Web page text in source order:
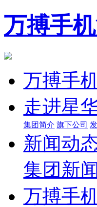
万搏手
万搏手
走进星
集团简介 旗下公司
新闻动
集团新闻
万搏手